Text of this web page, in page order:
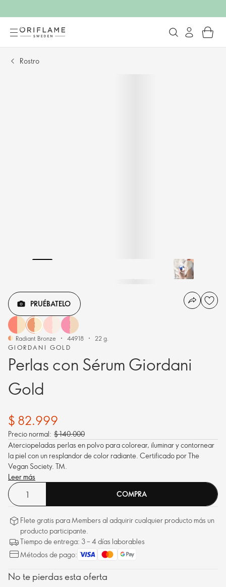
Rostro
GIORDANI GOLD
Perlas con Sérum Giordani
Gold
PRUÉBATELO
Radiant Bronze 44918 22 g.
$ 82.999
Precio normal: $ 140.000
Aterciopeladas perlas en polvo para colorear, iluminar y contornear
la piel con un resplandor de color radiante. Certificado por The
Vegan Society. TM.
Leer más
COMPRA
Flete gratis para Members al adquirir cualquier producto más un
producto participante.
Tiempo de entrega: 3 – 4 días laborables
Métodos de pago:
No te pierdas esta oferta